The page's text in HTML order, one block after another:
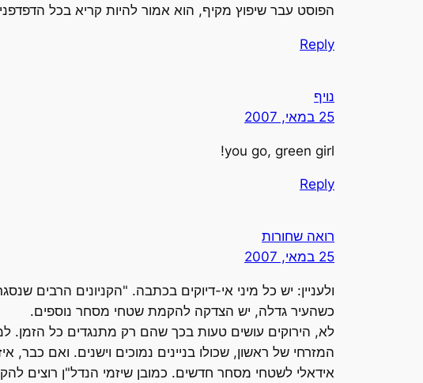
הפוסט עבר שיפוץ מקיף, הוא אמור להיות קריא בכל
Reply
נויף
25 במאי, 2007
you go, green girl!
Reply
רואה שחורות
25 במאי, 2007
ולעניין: יש כל מיני אי-דיוקים בכתבה. "הקניונים הרבים
כשהעיר גדלה, יש הצדקה להקמת שטחי מסחר נוספים.
לא, הירוקים עושים טעות בכך שהם רק מתנגדים כל הזמן.
המזרחי של ראשון, שכולו בניינים נמוכים וישנים. ואם
אידאלי לשטחי מסחר חדשים. כמובן שיזמי הנדל"ן רוצים